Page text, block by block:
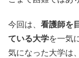
今回は、 看護師を
ている大学を一気
気になった大学は